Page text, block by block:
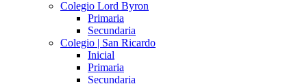
Colegio Lord Byron
Primaria
Secundaria
Colegio | San Ricardo
Inicial
Primaria
Secundaria